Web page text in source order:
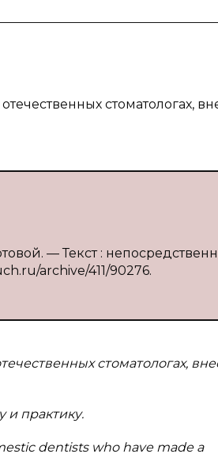
стоматологах,
— Текст :
archive/411/90276.
стоматологах,
и практику.
dentists who have made a